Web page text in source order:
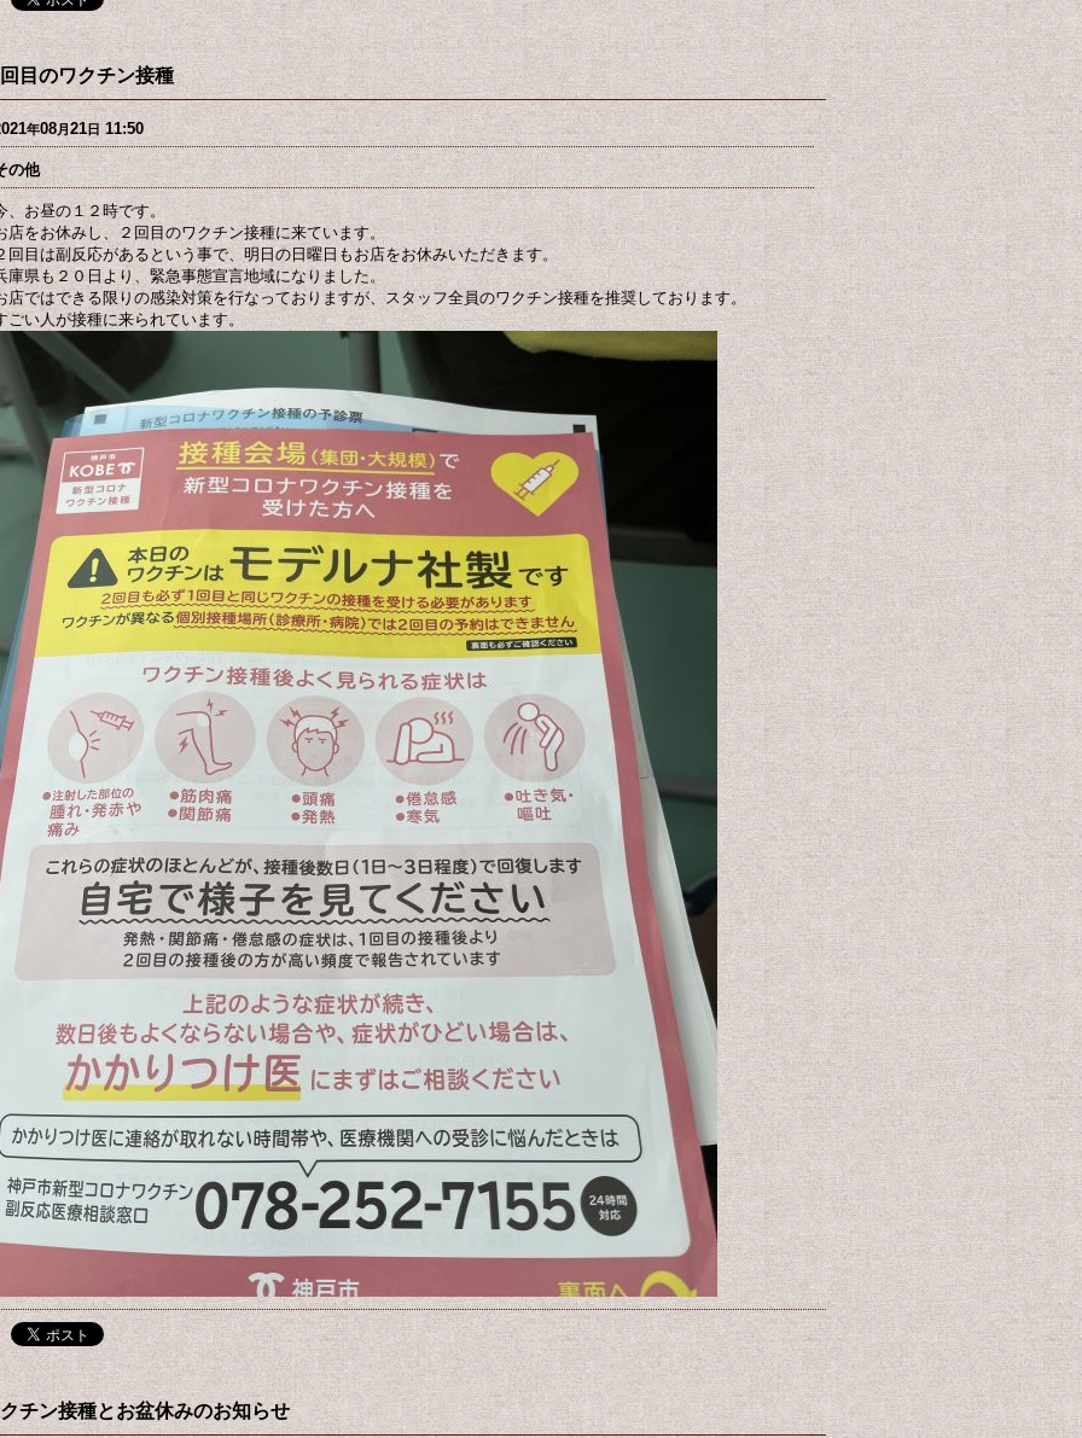
目のワクチン接種
年08月21日11:50
の他
、お昼の１２時です。
店をお休みし、２回目のワクチン接種に来ています。
回目は副反応があるという事で、明日の日曜日もお店をお休みいただきます。
庫県も２０日より、緊急事態宣言地域になりました。
店ではできる限りの感染対策を行なっておりますが、スタッフ全員のワクチン接種を推奨しております。
ごい人が接種に来られています。
チン接種とお盆休みのお知らせ